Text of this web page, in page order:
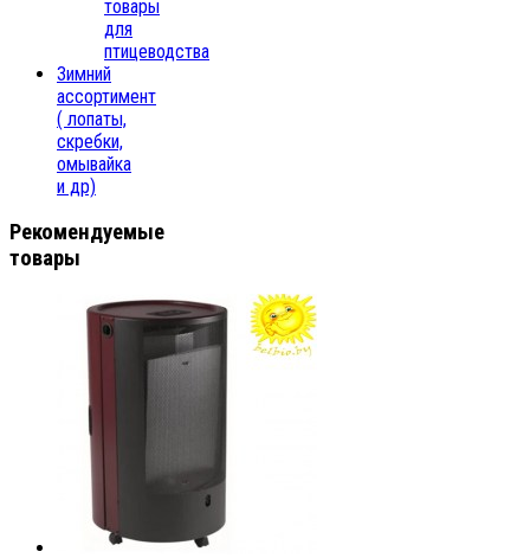
товары
для
птицеводства
Зимний
ассортимент
( лопаты,
скребки,
омывайка
и др)
Рекомендуемые
товары